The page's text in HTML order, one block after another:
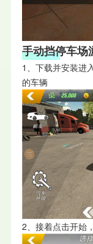
手动挡停车场
1、下载并安装进
的车辆
2、接着点击开始